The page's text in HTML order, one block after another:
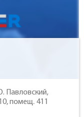
Павловский,
помещ. 411